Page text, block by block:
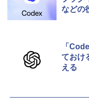
などの
「
ておけ
える